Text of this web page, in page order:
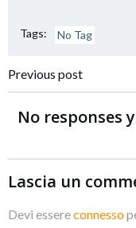
Tags: No Tag
articoli
Previous post
No responses
Lascia un
Devi essereconnesso